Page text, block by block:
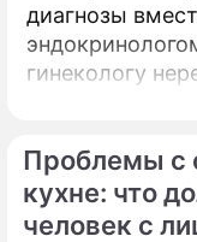
диагнозы
гинекологу
женщины не в
выдержку.
Проблемы с
кухне: что
человек с